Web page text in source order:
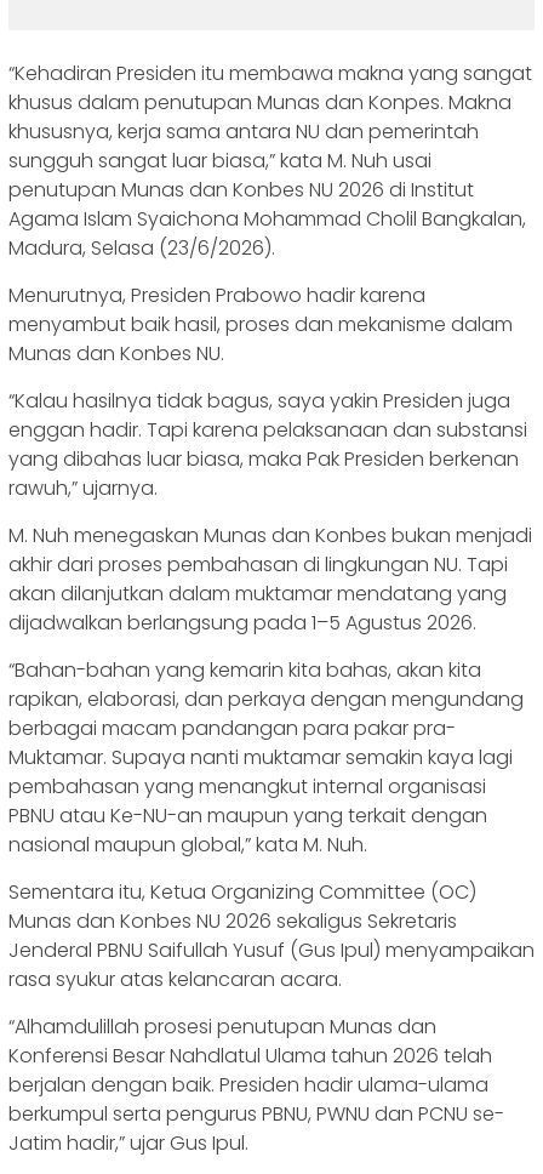
‎“Kehadiran Presiden itu membawa makna yang sangat
khusus dalam penutupan Munas dan Konpes. Makna
khususnya, kerja sama antara NU dan pemerintah
sungguh sangat luar biasa,” kata M. Nuh usai
penutupan Munas dan Konbes NU 2026 di Institut
Agama Islam Syaichona Mohammad Cholil Bangkalan,
Madura, Selasa (23/6/2026).
Menurutnya, Presiden Prabowo hadir karena
menyambut baik hasil, proses dan mekanisme dalam
Munas dan Konbes NU.
‎“Kalau hasilnya tidak bagus, saya yakin Presiden juga
enggan hadir. Tapi karena pelaksanaan dan substansi
yang dibahas luar biasa, maka Pak Presiden berkenan
rawuh,” ujarnya.
M. Nuh menegaskan Munas dan Konbes bukan menjadi
akhir dari proses pembahasan di lingkungan NU. Tapi
akan dilanjutkan dalam muktamar mendatang yang
dijadwalkan berlangsung pada 1–5 Agustus 2026.
“Bahan-bahan yang kemarin kita bahas, akan kita
rapikan, elaborasi, dan perkaya dengan mengundang
berbagai macam pandangan para pakar pra-
Muktamar. Supaya nanti muktamar semakin kaya lagi
pembahasan yang menangkut internal organisasi
PBNU atau Ke-NU-an maupun yang terkait dengan
nasional maupun global,” kata M. Nuh.
Sementara itu, Ketua Organizing Committee (OC)
Munas dan Konbes NU 2026 sekaligus Sekretaris
Jenderal PBNU Saifullah Yusuf (Gus Ipul) menyampaikan
rasa syukur atas kelancaran acara.
‎“Alhamdulillah prosesi penutupan Munas dan
Konferensi Besar Nahdlatul Ulama tahun 2026 telah
berjalan dengan baik. Presiden hadir ulama-ulama
berkumpul serta pengurus PBNU, PWNU dan PCNU se-
Jatim hadir,” ujar Gus Ipul.